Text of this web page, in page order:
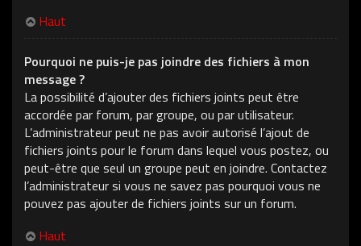
Haut
Pourquoi ne puis-je pas joindre des fichiers à mon
message ?
La possibilité d’ajouter des fichiers joints peut être
accordée par forum, par groupe, ou par utilisateur.
L’administrateur peut ne pas avoir autorisé l’ajout de
fichiers joints pour le forum dans lequel vous postez, ou
peut-être que seul un groupe peut en joindre. Contactez
l’administrateur si vous ne savez pas pourquoi vous ne
pouvez pas ajouter de fichiers joints sur un forum.
Haut